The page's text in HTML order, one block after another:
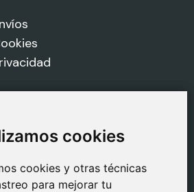
cookies
cookies y otras técnicas
para mejorar tu
cookies
cookies y otras técnicas
para mejorar tu
6, 28770 Colmenar Viejo,